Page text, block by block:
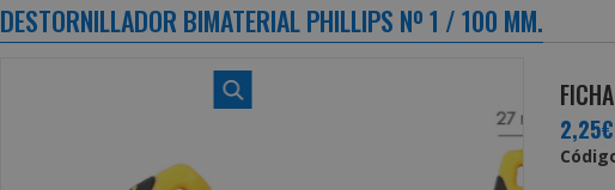
DESTORNILLADOR BIMATERIAL PHILLIPS Nº 1 / 100 MM.
2,25€